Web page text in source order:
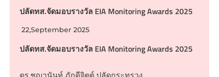
ปลัดทส.จัดมอบรางวัล EIA Monitoring Awards 2025
22,September 2025
ปลัดทส.จัดมอบรางวัล EIA Monitoring Awards 2025